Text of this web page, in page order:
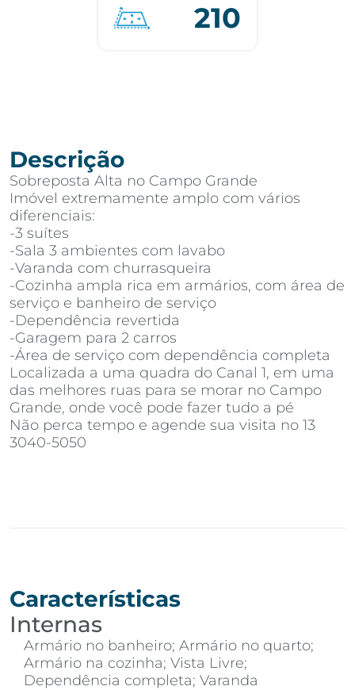
210
Descrição
Sobreposta Alta no Campo Grande
Imóvel extremamente amplo com vários
diferenciais:
-3 suítes
-Sala 3 ambientes com lavabo
-Varanda com churrasqueira
-Cozinha ampla rica em armários, com área de
serviço e banheiro de serviço
-Dependência revertida
-Garagem para 2 carros
-Área de serviço com dependência completa
Localizada a uma quadra do Canal 1, em uma
das melhores ruas para se morar no Campo
Grande, onde você pode fazer tudo a pé
Não perca tempo e agende sua visita no 13
3040-5050
Características
Internas
Armário no banheiro; Armário no quarto;
Armário na cozinha; Vista Livre;
Dependência completa; Varanda